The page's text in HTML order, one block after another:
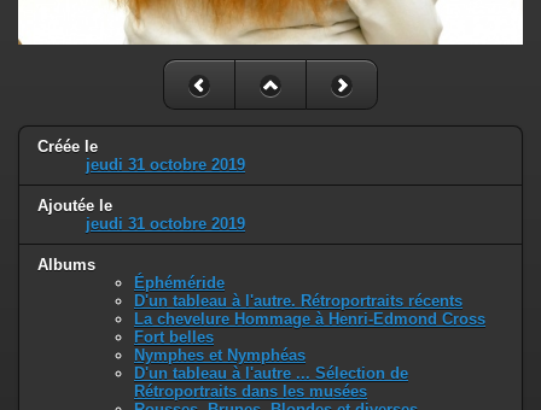
Créée le
jeudi 31 octobre 2019
Ajoutée le
jeudi 31 octobre 2019
Albums
Éphéméride
D'un tableau à l'autre. Rétroportraits récents
La chevelure Hommage à Henri-Edmond Cross
Fort belles
Nymphes et Nymphéas
D'un tableau à l'autre ... Sélection de
Rétroportraits dans les musées